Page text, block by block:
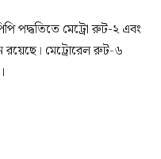
পদ্ধতিতে মেট্রো রুট-২ এবং
রয়েছে। মেট্রোরেল রুট-৬